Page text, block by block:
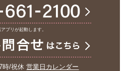
プリが起動します。
時/祝休営業日カレンダー